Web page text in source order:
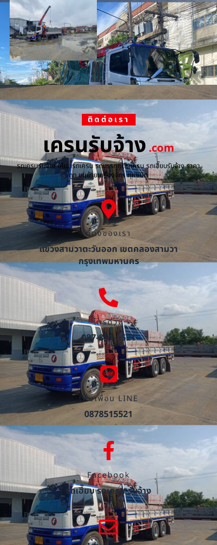
ติดต่อเรา
เครนรับจ้าง.com
รถเครนรับจ้าง ให้เช่ารถเครน รถบรรทุกติดเครน รถเฮี๊ยบรับจ้าง ราคา
ถูก ขนย้ายเครื่องจักร ทุกชนิด
ที่ตั้งของเรา
แขวงสามวาตะวันออก เขตคลองสามวา
กรุงเทพมหานคร
โทรด่วน
087-851-5521
เพิ่มเพื่อน LINE
0878515521
Facebook
รถเฮี๊ยบ รถเครน รับจ้าง